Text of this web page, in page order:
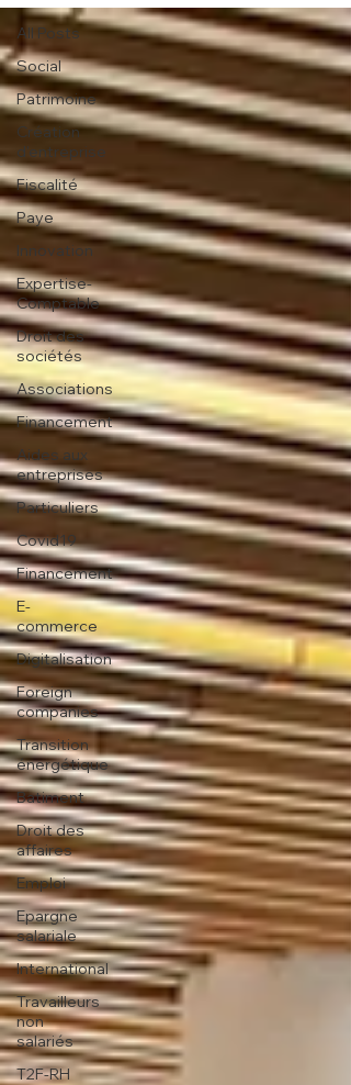
All Posts
Social
Patrimoine
Création
d'entreprise
Fiscalité
Paye
Innovation
Expertise-
Comptable
Droit des
sociétés
Associations
Financement
Aides aux
entreprises
Particuliers
Covid19
Financement
E-
commerce
Digitalisation
Foreign
companies
Transition
énergétique
Batiment
Droit des
affaires
Emploi
Epargne
salariale
International
Travailleurs
non
salariés
T2F-RH